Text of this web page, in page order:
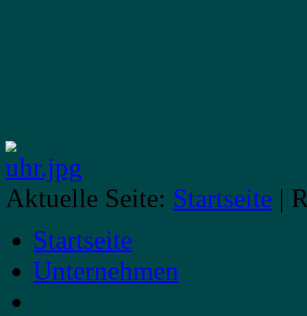
Aktuelle Seite: Startseite |
Startseite
Unternehmen